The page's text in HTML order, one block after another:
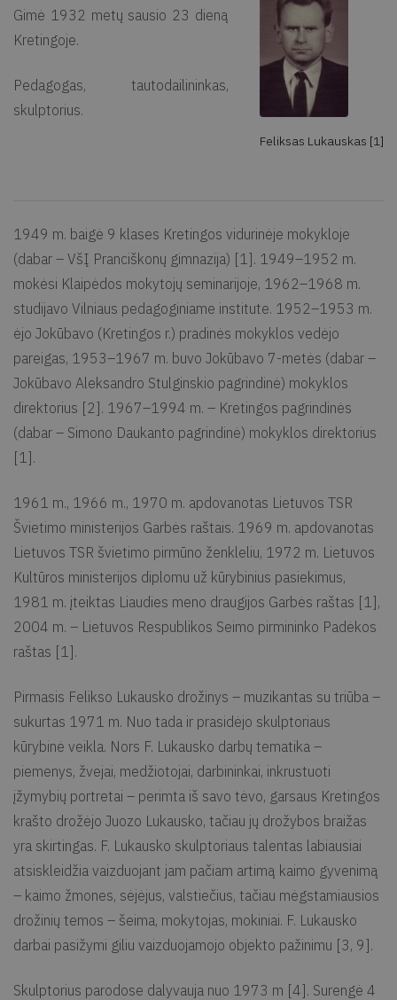
Feliksas Lukauskas [1]
Gimė 1932 metų sausio 23 dieną
Kretingoje.
Pedagogas, tautodailininkas,
skulptorius.
1949 m. baigė 9 klases Kretingos vidurinėje mokykloje
(dabar – VšĮ Pranciškonų gimnazija) [1]. 1949–1952 m.
mokėsi Klaipėdos mokytojų seminarijoje, 1962–1968 m.
studijavo Vilniaus pedagoginiame institute. 1952–1953 m.
ėjo Jokūbavo (Kretingos r.) pradinės mokyklos vedėjo
pareigas, 1953–1967 m. buvo Jokūbavo 7-metės (dabar –
Jokūbavo Aleksandro Stulginskio pagrindinė) mokyklos
direktorius [2]. 1967–1994 m. – Kretingos pagrindinės
(dabar – Simono Daukanto pagrindinė) mokyklos direktorius
[1].
1961 m., 1966 m., 1970 m. apdovanotas Lietuvos TSR
Švietimo ministerijos Garbės raštais. 1969 m. apdovanotas
Lietuvos TSR švietimo pirmūno ženkleliu, 1972 m. Lietuvos
Kultūros ministerijos diplomu už kūrybinius pasiekimus,
1981 m. įteiktas Liaudies meno draugijos Garbės raštas [1],
2004 m. – Lietuvos Respublikos Seimo pirmininko Padėkos
raštas [1].
Pirmasis Felikso Lukausko drožinys – muzikantas su triūba –
sukurtas 1971 m. Nuo tada ir prasidėjo skulptoriaus
kūrybinė veikla. Nors F. Lukausko darbų tematika –
piemenys, žvejai, medžiotojai, darbininkai, inkrustuoti
įžymybių portretai – perimta iš savo tėvo, garsaus Kretingos
krašto drožėjo Juozo Lukausko, tačiau jų drožybos braižas
yra skirtingas. F. Lukausko skulptoriaus talentas labiausiai
atsiskleidžia vaizduojant jam pačiam artimą kaimo gyvenimą
– kaimo žmones, sėjėjus, valstiečius, tačiau mėgstamiausios
drožinių temos – šeima, mokytojas, mokiniai. F. Lukausko
darbai pasižymi giliu vaizduojamojo objekto pažinimu [3, 9].
Skulptorius parodose dalyvauja nuo 1973 m [4]. Surengė 4